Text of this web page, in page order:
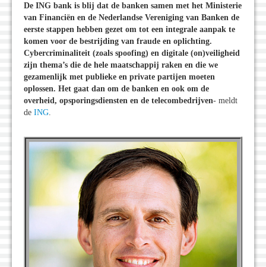
De ING bank is blij dat de banken samen met het Ministerie
van Financiën en de Nederlandse Vereniging van Banken de
eerste stappen hebben gezet om tot een integrale aanpak te
komen voor de bestrijding van fraude en oplichting.
Cybercriminaliteit (zoals spoofing) en digitale (on)veiligheid
zijn thema’s die de hele maatschappij raken en die we
gezamenlijk met publieke en private partijen moeten
oplossen. Het gaat dan om de banken en ook om de
overheid, opsporingsdiensten en de telecombedrijven- meldt
de ING.